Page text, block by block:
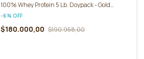
100% Whey Protein 5 Lb. Doypack - Gold
-6% OFF
$180.000,00 $190.958,00